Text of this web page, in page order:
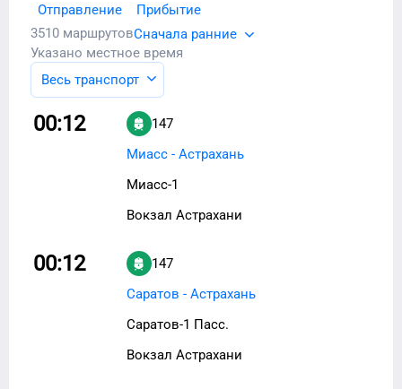
Отправление
Прибытие
3510 маршрутовСначала ранние
Указано местное время
Весь транспорт
00:12
147
Миасс - Астрахань
Миасс-1
Вокзал Астрахани
00:12
147
Саратов - Астрахань
Саратов-1 Пасс.
Вокзал Астрахани